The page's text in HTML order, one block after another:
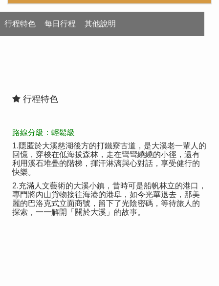
行程特色 每日行程 其他說明
行程特色
路線分級：輕鬆級
1.隱匿於大溪慈湖後方的打鐵寮古道，是大溪老一輩人的
回憶，穿梭在低海拔森林，走在彎彎繞繞的小徑，還有
利用溪石堆疊的階梯，揮汗淋漓與心對話，享受健行的
快樂。
2.充滿人文藝術的大溪小鎮，昔時可是船帆林立的港口，
專門將內山貨物接往海港的港阜，如今光華退去，那美
麗的巴洛克式立面商號，留下了光陰密碼，等待旅人的
探索，一一解開「關於大溪」的故事。